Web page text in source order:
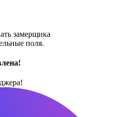
замерщика
поля.